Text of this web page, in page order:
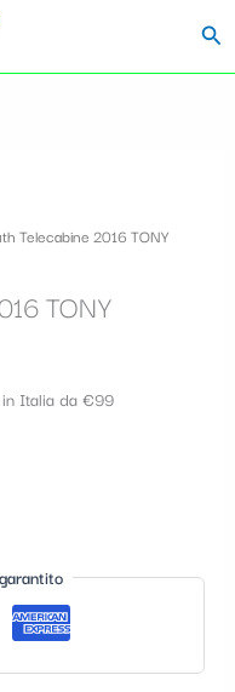
Telecabine 2016 TONY
TONY
Italia da €99